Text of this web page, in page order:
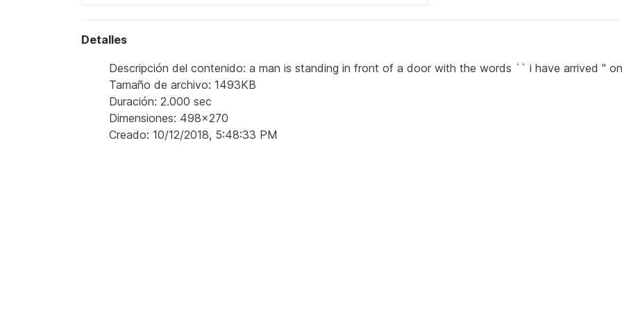
Detalles
Descripción del contenido: a man is standing in front of a door with the words `` i have arrived ''
Tamaño de archivo: 1493KB
Duración: 2.000 sec
Dimensiones: 498x270
Creado: 10/12/2018, 5:48:33 PM